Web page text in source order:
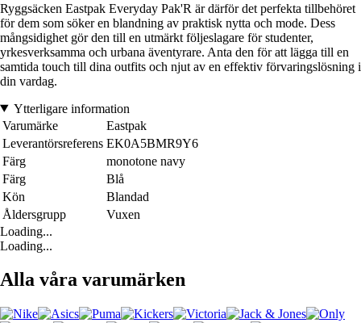
Ryggsäcken Eastpak Everyday Pak'R är därför det perfekta tillbehöret
för dem som söker en blandning av praktisk nytta och mode. Dess
mångsidighet gör den till en utmärkt följeslagare för studenter,
yrkesverksamma och urbana äventyrare. Anta den för att lägga till en
samtida touch till dina outfits och njut av en effektiv förvaringslösning i
din vardag.
Ytterligare information
Varumärke
Eastpak
Leverantörsreferens EK0A5BMR9Y6
Färg
monotone navy
Färg
Blå
Kön
Blandad
Åldersgrupp
Vuxen
Loading...
Loading...
Alla våra varumärken